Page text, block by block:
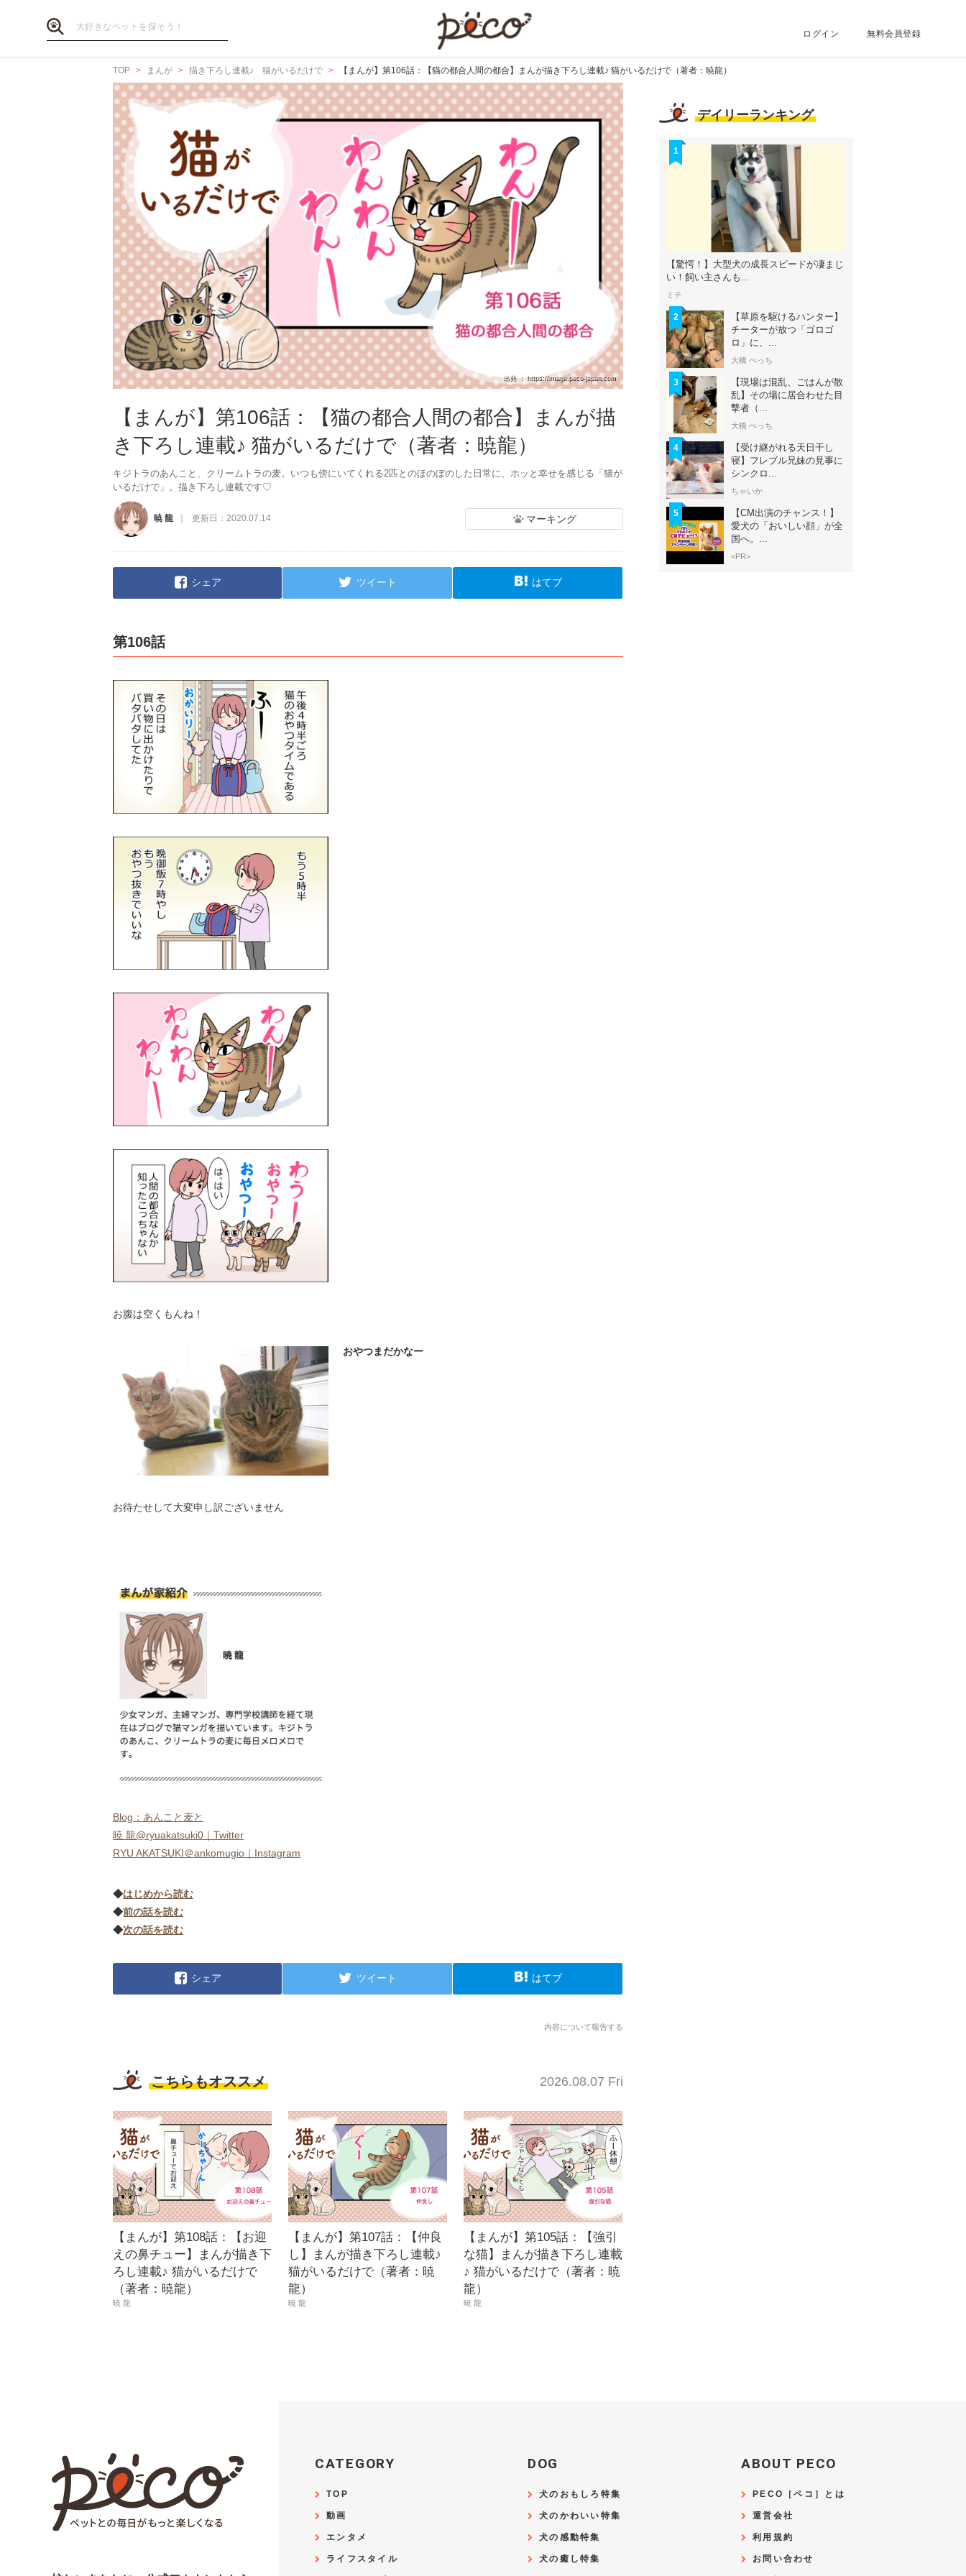
ログイン 無料会員登録
TOP まんが 描き下ろし連載♪ 猫がいるだけで 【まんが】第106話：【猫の都合人間の都合】まんが描き下ろし連載♪ 猫がいるだけで（著者：暁龍）
出典 ： https://image.peco-japan.com
【まんが】第106話：【猫の都合人間の都合】まんが描
き下ろし連載♪ 猫がいるだけで（著者：暁龍）
キジトラのあんこと、クリームトラの麦。いつも傍にいてくれる2匹とのほのぼのした日常に、ホッと幸せを感じる「猫が
いるだけで」。描き下ろし連載です♡
暁 龍 更新日： 2020.07.14 マーキング
シェア ツイート はてブ
第106話
お腹は空くもんね！
おやつまだかなー
お待たせして大変申し訳ございません
Blog：あんこと麦と
暁 龍@ryuakatsuki0｜Twitter
RYU AKATSUKI＠ankomugio｜Instagram
◆はじめから読む
◆前の話を読む
◆次の話を読む
シェア ツイート はてブ
内容について報告する
こちらもオススメ 2026.08.07 Fri
【まんが】第108話：【お迎
えの鼻チュー】まんが描き下
ろし連載♪ 猫がいるだけで
（著者：暁龍）
暁 龍
【まんが】第107話：【仲良
し】まんが描き下ろし連載♪
猫がいるだけで（著者：暁
龍）
暁 龍
【まんが】第105話：【強引
な猫】まんが描き下ろし連載
♪ 猫がいるだけで（著者：暁
龍）
暁 龍
デイリーランキング
1
【驚愕！】大型犬の成長スピードが凄まじ
い！飼い主さんも...
ミチ
2
【草原を駆けるハンター】
チーターが放つ「ゴロゴ
ロ」に、...
大橋 ぺっち
3
【現場は混乱、ごはんが散
乱】その場に居合わせた目
撃者（...
大橋 ぺっち
4
【受け継がれる天日干し
寝】フレブル兄妹の見事に
シンクロ...
ちゃいか
5
【CM出演のチャンス！】
愛犬の「おいしい顔」が全
国へ。...
<PR>
CATEGORY
TOP
動画
エンタメ
ライフスタイル
DOG
犬のおもしろ特集
犬のかわいい特集
犬の感動特集
犬の癒し特集
ABOUT PECO
PECO［ペコ］とは
運営会社
利用規約
お問い合わせ